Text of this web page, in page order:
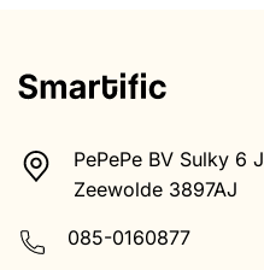
PePePe BV Sulky 6 J
Zeewolde 3897AJ
085-0160877